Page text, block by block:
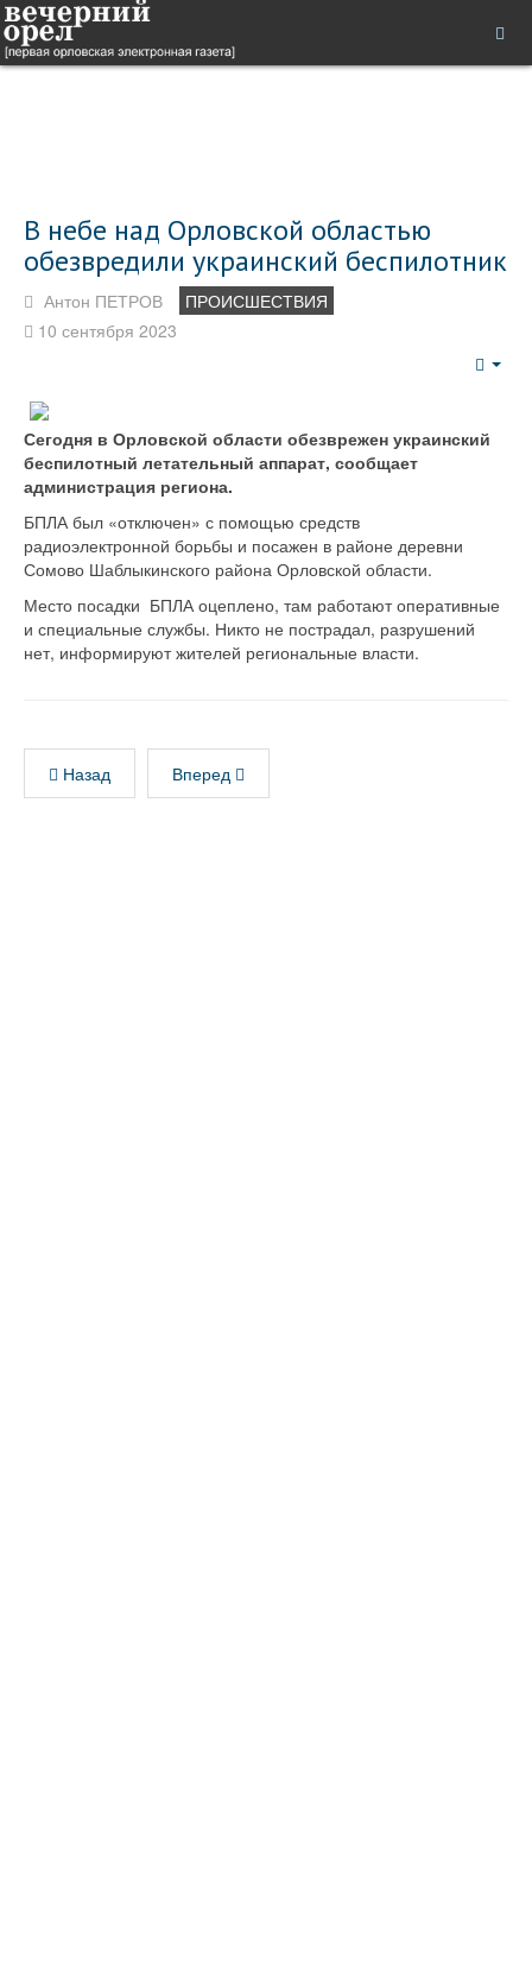
В небе над Орловской областью
обезвредили украинский беспилотник
Антон ПЕТРОВ
ПРОИСШЕСТВИЯ
10 сентября 2023
Сегодня в Орловской области обезврежен украинский
беспилотный летательный аппарат, сообщает
администрация региона.
БПЛА был «отключен» с помощью средств
радиоэлектронной борьбы и посажен в районе деревни
Сомово Шаблыкинского района Орловской области.
Место посадки БПЛА оцеплено, там работают оперативные
и специальные службы. Никто не пострадал, разрушений
нет, информируют жителей региональные власти.
Назад Вперед